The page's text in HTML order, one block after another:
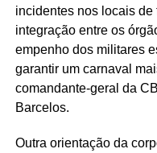
incidentes nos locais de
integração entre os
empenho dos militares
garantir um carnaval
comandante-geral da
Barcelos.
Outra orientação da